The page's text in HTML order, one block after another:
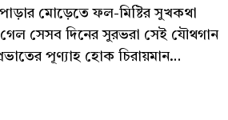
পাড়ার মোড়েতে ফল-মিষ্টির সুখকথা
সেসব দিনের সুরভরা সেই যৌথগান
পূণ্যাহ হোক চিরায়মান…